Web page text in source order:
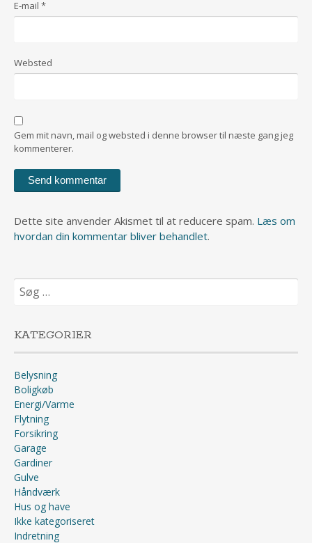
E-mail *
Websted
Gem mit navn, mail og websted i denne browser til næste gang jeg
kommenterer.
Dette site anvender Akismet til at reducere spam. Læs om
hvordan din kommentar bliver behandlet.
Søg
efter:
KATEGORIER
Belysning
Boligkøb
Energi/Varme
Flytning
Forsikring
Garage
Gardiner
Gulve
Håndværk
Hus og have
Ikke kategoriseret
Indretning